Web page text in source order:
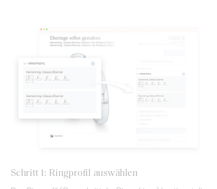
Schritt 1: Ringprofil auswählen